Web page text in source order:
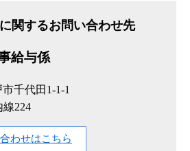
関するお問い合わせ先
給与係
千代田1-1-1
線224
わせはこちら